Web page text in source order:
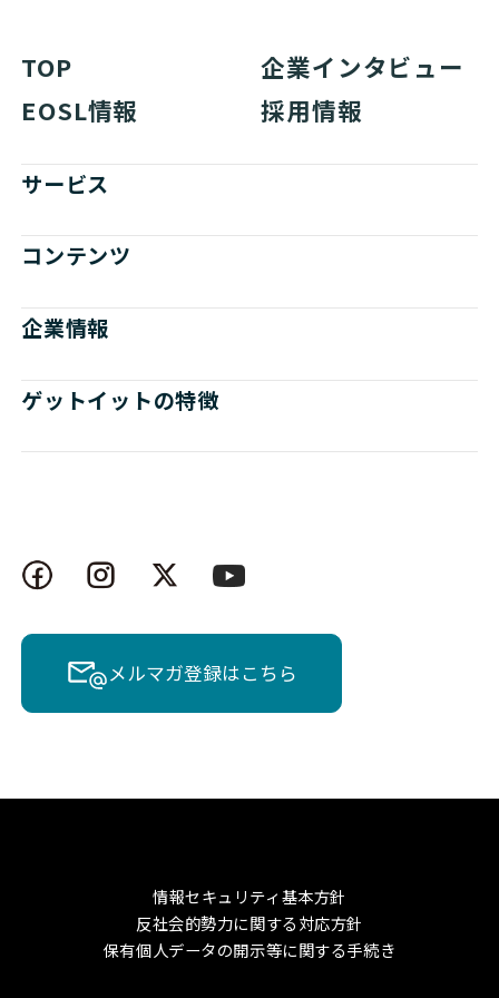
TOP
企業インタビュー
EOSL情報
採用情報
サービス
コンテンツ
企業情報
ゲットイットの特徴
メルマガ登録はこちら
情報セキュリティ基本方針
反社会的勢力に関する対応方針
保有個人データの開示等に関する手続き